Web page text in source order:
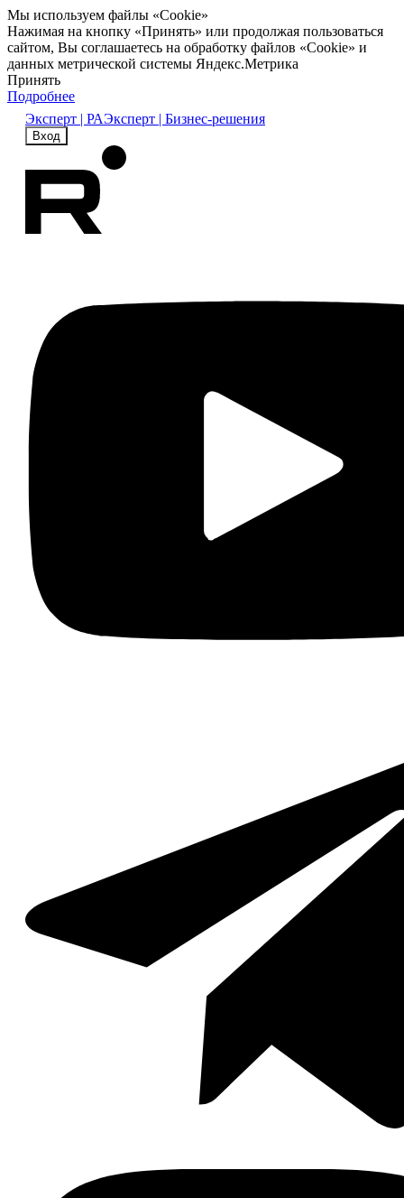
Мы используем файлы «Cookie»
Нажимая на кнопку «Принять» или продолжая пользоваться
сайтом, Вы соглашаетесь на обработку файлов «Cookie» и
данных метрической системы Яндекс.Метрика
Принять
Подробнее
Эксперт | РАЭксперт | Бизнес-решения
Вход